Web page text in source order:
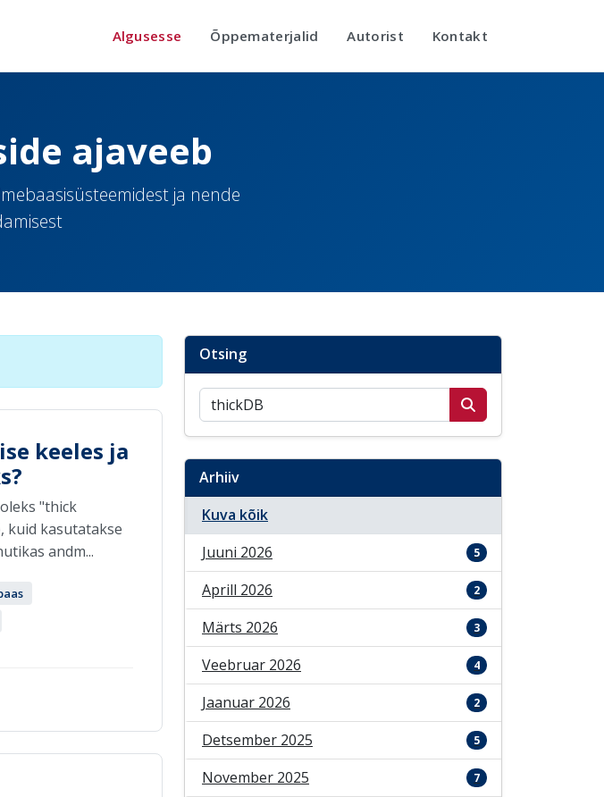
Algusesse Õppematerjalid Autorist Kontakt
ajaveeb
ja nende
keeles ja
"thick
kuid kasutatakse
andm...
Otsing
Otsi postitusi
Arhiiv
Kuva kõik
Juuni 2026
5
Aprill 2026 2
Märts 2026 3
Veebruar 2026 4
Jaanuar 2026 2
Detsember 2025 5
November 2025 7